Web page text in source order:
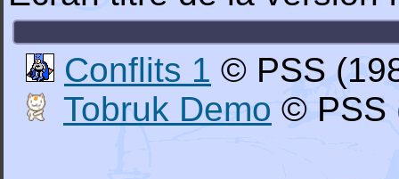
Conflits 1 © PSS
Tobruk Demo © PSS